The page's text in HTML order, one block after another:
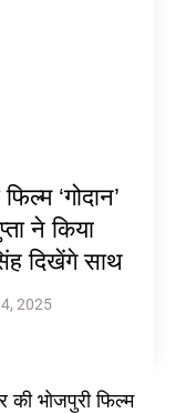
‘गोदान’
ने किया
दिखेंगे साथ
2025
की भोजपुरी फिल्म